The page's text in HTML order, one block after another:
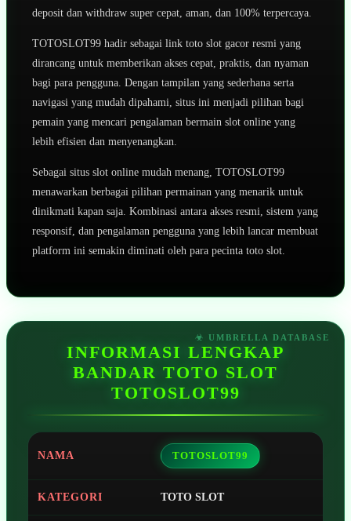
deposit dan withdraw super cepat, aman, dan 100% terpercaya.
TOTOSLOT99 hadir sebagai link toto slot gacor resmi yang
dirancang untuk memberikan akses cepat, praktis, dan nyaman
bagi para pengguna. Dengan tampilan yang sederhana serta
navigasi yang mudah dipahami, situs ini menjadi pilihan bagi
pemain yang mencari pengalaman bermain slot online yang
lebih efisien dan menyenangkan.
Sebagai situs slot online mudah menang, TOTOSLOT99
menawarkan berbagai pilihan permainan yang menarik untuk
dinikmati kapan saja. Kombinasi antara akses resmi, sistem yang
responsif, dan pengalaman pengguna yang lebih lancar membuat
platform ini semakin diminati oleh para pecinta toto slot.
INFORMASI LENGKAP
BANDAR TOTO SLOT
TOTOSLOT99
NAMA TOTOSLOT99
KATEGORI TOTO SLOT